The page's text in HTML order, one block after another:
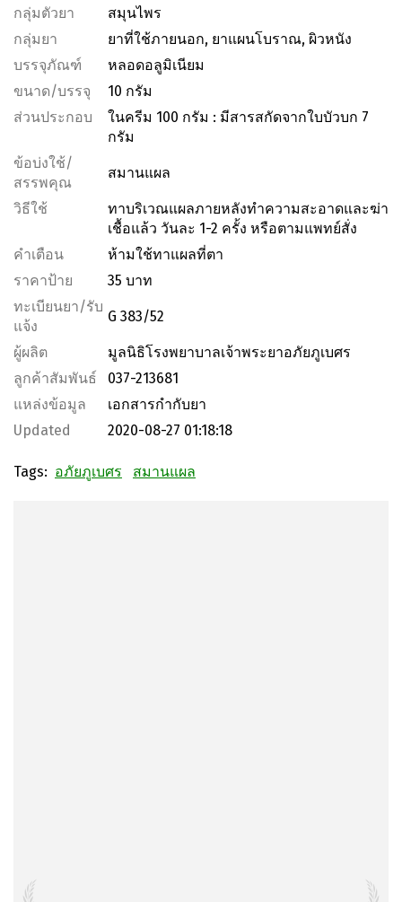
กลุ่มตัวยา
สมุนไพร
กลุ่มยา
ยาที่ใช้ภายนอก, ยาแผนโบราณ, ผิวหนัง
บรรจุภัณฑ์
หลอดอลูมิเนียม
ขนาด/บรรจุ
10 กรัม
ส่วนประกอบ
ในครีม 100 กรัม : มีสารสกัดจากใบบัวบก 7
กรัม
ข้อบ่งใช้/
สรรพคุณ
สมานแผล
วิธีใช้
ทาบริเวณแผลภายหลังทำความสะอาดและฆ่า
เชื้อแล้ว วันละ 1-2 ครั้ง หรือตามแพทย์สั่ง
คำเตือน
ห้ามใช้ทาแผลที่ตา
ราคาป้าย
35 บาท
ทะเบียนยา/รับ
แจ้ง
G 383/52
ผู้ผลิต
มูลนิธิโรงพยาบาลเจ้าพระยาอภัยภูเบศร
ลูกค้าสัมพันธ์
037-213681
แหล่งข้อมูล
เอกสารกำกับยา
Updated
2020-08-27 01:18:18
Tags: อภัยภูเบศร สมานแผล